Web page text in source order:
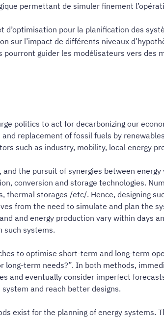
permettant de simuler finement
d’optimisation pour la planification des
sur l’impact de différents niveaux
guider les modélisateurs vers des
politics to act for decarbonizing our
replacement of fossil fuels by
such as industry, mobility, local energy
the pursuit of synergies between
conversion and storage technologies.
thermal storages /etc/. Hence, designing
from the need to simulate and plan the
and energy production vary within days
such systems.
to optimise short-term and long-term
long-term needs?”. In both methods,
and eventually consider imperfect
and reach better designs.
exist for the planning of energy